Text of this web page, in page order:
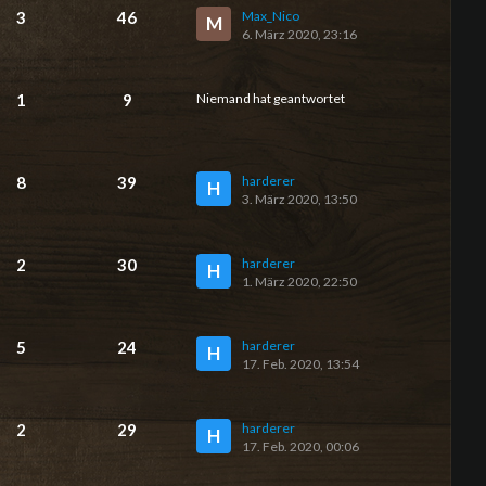
3 46 M
Max_Nico
6. März 2020, 23:16
1 9 Niemand hat geantwortet
8 39 H
harderer
3. März 2020, 13:50
2 30 H
harderer
1. März 2020, 22:50
5 24 H
harderer
17. Feb. 2020, 13:54
2 29 H
harderer
17. Feb. 2020, 00:06